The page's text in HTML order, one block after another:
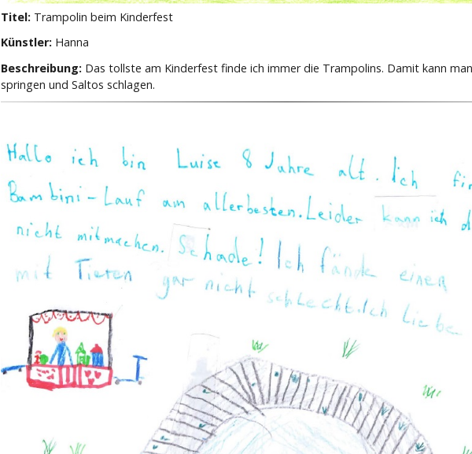
Titel: Trampolin beim Kinderfest
Künstler: Hanna
Beschreibung: Das tollste am Kinderfest finde ich immer die Trampolins. Damit kann
springen und Saltos schlagen.